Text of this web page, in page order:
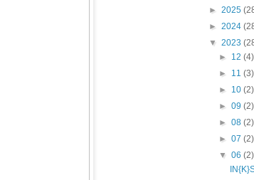
► 2025
► 2024
▼ 2023
► 12(4)
► 11(3)
► 10(2)
►09(2)
►08(2)
►07(2)
▼06(2)